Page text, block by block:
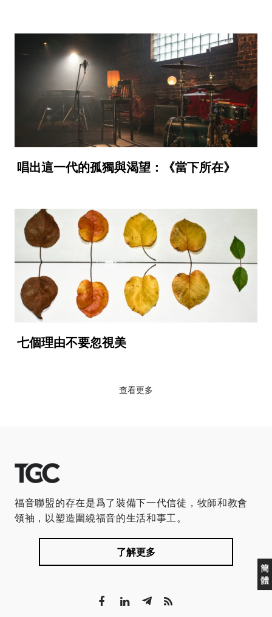
唱出這一代的孤獨與渴望：《當下所在》
七個理由不要忽視美
查看更多
簡
體
福音聯盟的存在是爲了裝備下一代信徒，牧師和教會
領袖，以塑造圍繞福音的生活和事工。
了解更多